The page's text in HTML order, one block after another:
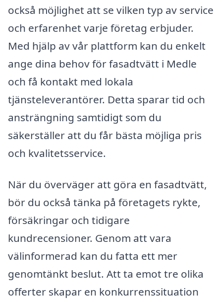
också möjlighet att se vilken typ av service
och erfarenhet varje företag erbjuder.
Med hjälp av vår plattform kan du enkelt
ange dina behov för fasadtvätt i Medle
och få kontakt med lokala
tjänsteleverantörer. Detta sparar tid och
ansträngning samtidigt som du
säkerställer att du får bästa möjliga pris
och kvalitetsservice.
När du överväger att göra en fasadtvätt,
bör du också tänka på företagets rykte,
försäkringar och tidigare
kundrecensioner. Genom att vara
välinformerad kan du fatta ett mer
genomtänkt beslut. Att ta emot tre olika
offerter skapar en konkurrenssituation